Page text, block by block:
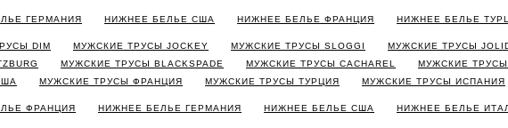
ГЕРМАНИЯ НИЖНЕЕ БЕЛЬЕ США НИЖНЕЕ БЕЛЬЕ ФРАНЦИЯ НИЖНЕЕ БЕЛЬЕ
DIM МУЖСКИЕ ТРУСЫ JOCKEY МУЖСКИЕ ТРУСЫ SLOGGI МУЖСКИЕ ТРУСЫ
МУЖСКИЕ ТРУСЫ BLACKSPADE МУЖСКИЕ ТРУСЫ CACHAREL МУЖСКИЕ ТРУСЫ
МУЖСКИЕ ТРУСЫ ФРАНЦИЯ МУЖСКИЕ ТРУСЫ ТУРЦИЯ МУЖСКИЕ ТРУСЫ ИСПАНИЯ
ФРАНЦИЯ НИЖНЕЕ БЕЛЬЕ ГЕРМАНИЯ НИЖНЕЕ БЕЛЬЕ США НИЖНЕЕ БЕЛЬЕ